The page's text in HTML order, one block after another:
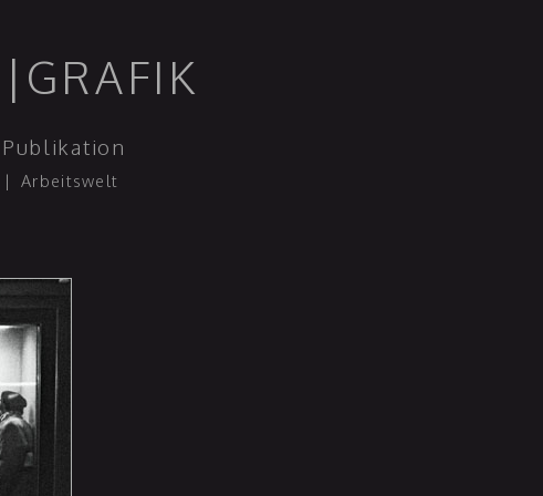
|GRAFIK
Publikation
| Arbeitswelt